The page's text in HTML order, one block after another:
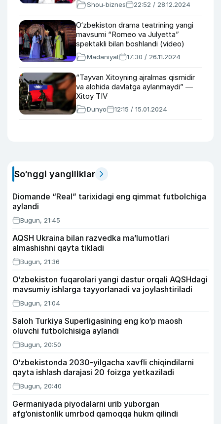
Shou-biznes 22:52 / 28.12.2024
O‘zbekiston drama teatrining yangi
mavsumi “Romeo va Julyetta”
spektakli bilan boshlandi (video)
Madaniyat 17:30 / 26.11.2024
“Tayvan Xitoyning ajralmas qismidir
va alohida davlatga aylanmaydi” —
Xitoy TIV
Dunyo 12:15 / 15.01.2024
So‘nggi yangiliklar
Diomande “Real” tarixidagi eng qimmat futbolchiga
aylandi
Bugun, 21:45
AQSH Ukraina bilan razvedka ma’lumotlari
almashishni qayta tikladi
Bugun, 21:36
O‘zbekiston fuqarolari yangi dastur orqali AQSHdagi
mavsumiy ishlarga tayyorlanadi va joylashtiriladi
Bugun, 21:04
Saloh Turkiya Superligasining eng ko‘p maosh
oluvchi futbolchisiga aylandi
Bugun, 20:50
O‘zbekistonda 2030-yilgacha xavfli chiqindilarni
qayta ishlash darajasi 20 foizga yetkaziladi
Bugun, 20:40
Germaniyada piyodalarni urib yuborgan
afg‘onistonlik umrbod qamoqqa hukm qilindi